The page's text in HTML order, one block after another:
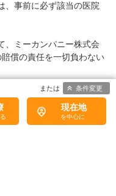
、事前に必ず該当の医院
、ミーカンパニー株式会
賠償の責任を一切負わない
ですが、お問い合わせフ
願いいたします。
現在地
条件変更